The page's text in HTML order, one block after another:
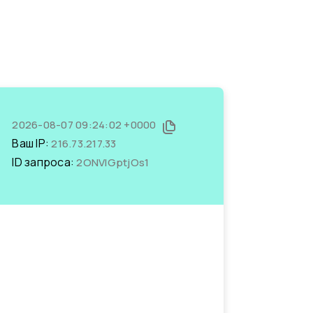
2026-08-07 09:24:02 +0000
Ваш IP:216.73.217.33
ID запроса:2ONVlGptjOs1